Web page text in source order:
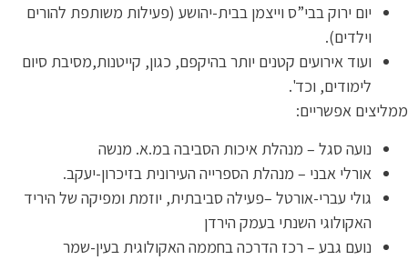
יום ירוק בבי”ס וייצמן בבית-יהושע (פעילות משותפת להורים
וילדים).
ועוד אירועים קטנים יותר בהיקפם, כגון, קייטנות,מסיבת סיום
לימודים, וכד'.
אפשריים:
נועה סגל – מנהלת איכות הסביבה במ.א. מנשה
אורלי אבני – מנהלת הספרייה העירונית בזיכרון-יעקב.
גולי עברי-אורטל –פעילה סביבתית, יוזמת ומפיקה של היריד
האקולוגי השנתי בעמק הירדן
נועם גבע – רכז הדרכה בחממה האקולוגית בעין-שמר